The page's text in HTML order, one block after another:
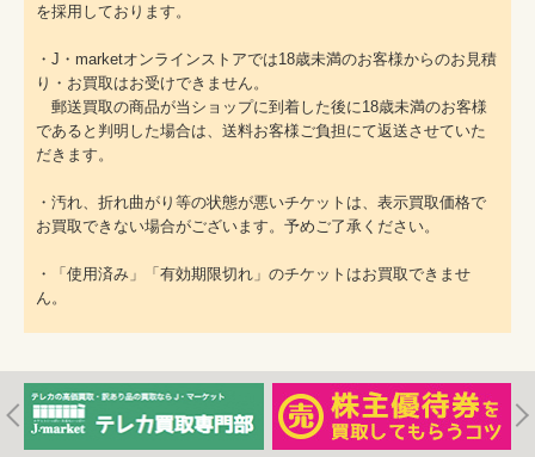
を採用しております。
・J・marketオンラインストアでは18歳未満のお客様からのお見積
り・お買取はお受けできません。
郵送買取の商品が当ショップに到着した後に18歳未満のお客様
であると判明した場合は、送料お客様ご負担にて返送させていた
だきます。
・汚れ、折れ曲がり等の状態が悪いチケットは、表示買取価格で
お買取できない場合がございます。予めご了承ください。
・「使用済み」「有効期限切れ」のチケットはお買取できませ
ん。